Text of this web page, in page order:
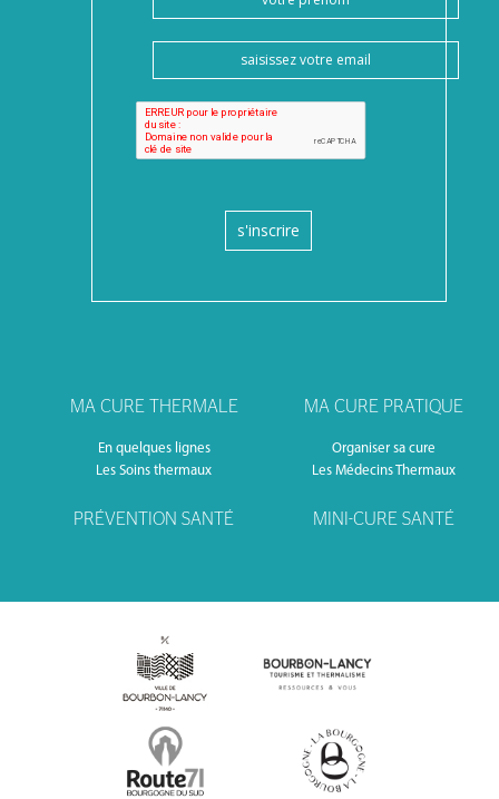
s'inscrire
MA CURE THERMALE
En quelques lignes
Les Soins thermaux
MA CURE PRATIQUE
Organiser sa cure
Les Médecins Thermaux
PRÉVENTION SANTÉ MINI-CURE SANTÉ